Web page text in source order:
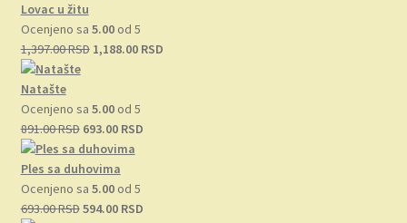
Lovac u žitu
Ocenjeno sa 5.00od 5
1,397.00RSD Originalna
bila:
1,397.00 RSD.
1,188.00 RSDTrenutna
Natašte
Ocenjeno sa 5.00od 5
891.00RSD Originalna
cena
je
bila:
891.00 RSD.
693.00 RSDTrenutna
Ples sa duhovima
Ocenjeno sa 5.00od 5
693.00RSDOriginalna
594.00 RSDTrenutna